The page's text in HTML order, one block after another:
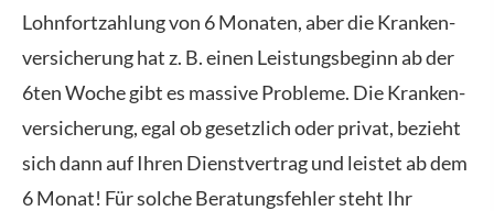
Lohnfortzahlung von 6 Monaten, aber die Kranken­
ver­si­che­rung hat z. B. einen Leistungsbeginn ab der
6ten Woche gibt es massive Probleme. Die Kranken­
ver­si­che­rung, egal ob gesetzlich oder privat, bezieht
sich dann auf Ihren Dienstvertrag und leistet ab dem
6 Monat! Für solche Beratungsfehler steht Ihr